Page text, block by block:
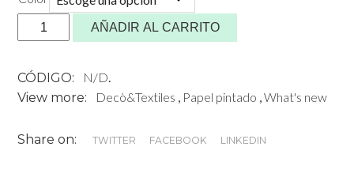
Mural
KANAKO
de
Tiffany
para
AÑADIR AL CARRITO
CÓDIGO: N/D
View more:
Decò&Textiles Papel pintado ,What's new
Share on: TWITTER FACEBOOK LINKEDIN